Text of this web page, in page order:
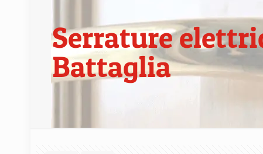
Serrature
Battaglia